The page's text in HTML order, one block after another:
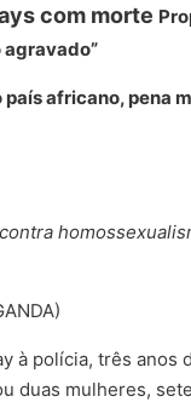
com morte
agravado”
africano, pena
à polícia, três
duas mulheres,